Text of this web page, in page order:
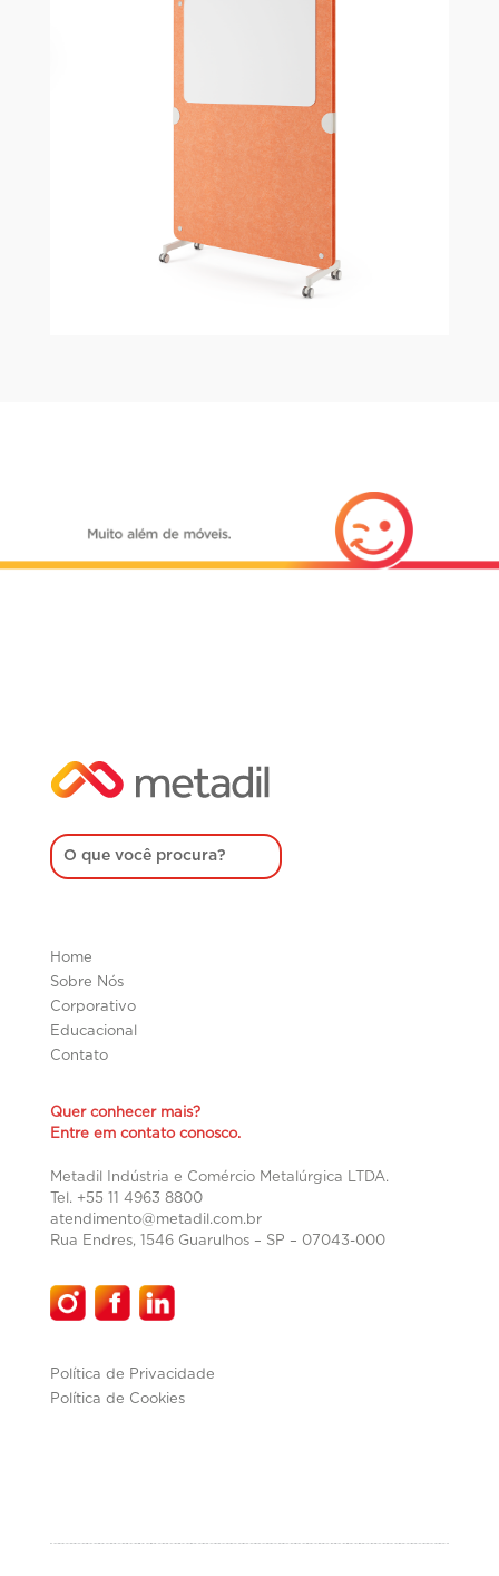
Home
Sobre Nós
Corporativo
Educacional
Contato
Quer conhecer mais?
Entre em contato conosco.
Metadil Indústria e Comércio Metalúrgica LTDA.
Tel. +55 11 4963 8800
atendimento@metadil.com.br
Rua Endres, 1546 Guarulhos – SP – 07043-000
Política de Privacidade
Política de Cookies